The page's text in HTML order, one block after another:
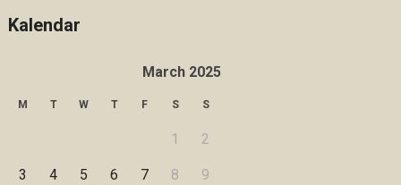
Kalendar
March 2025
M T W T F S S
1 2
3 4 5 6 7 8 9